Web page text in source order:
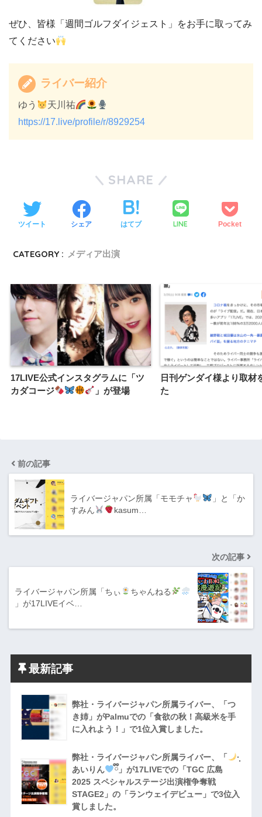
ぜひ、皆様「週間ゴルフダイジェスト」をお手に取ってみ
てください
ライバー紹介
ゆう
天川祐
https://17.live/profile/r/8929254
SHARE
ツイート シェア はてブ LINE Pocket
CATEGORY : メディア出演
17LIVE公式インスタグラムに「ツ
カダコージ
」が登場
日刊ゲンダイ様より取材
た
前の記事
ライバージャパン所属「モモチャ
」と「か
すみん
kasum…
次の記事
ライバージャパン所属「ちぃ
ちゃんねる
」が17LIVEイベ…
最新記事
弊社・ライバージャパン所属ライバー、「つ
き姉」がPalmuでの「食欲の秋！高級米を手
に入れよう！」で1位入賞しました。
弊社・ライバージャパン所属ライバー、「
·̩͙
あいりん
ྀི」が17LIVEでの「TGC 広島
2025 スペシャルステージ出演権争奪戦
STAGE2」の「ランウェイデビュー」で3位入
賞しました。